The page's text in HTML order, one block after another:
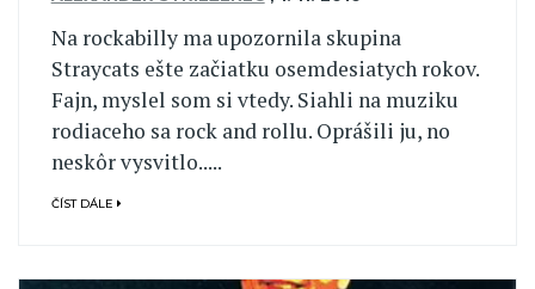
Na rockabilly ma upozornila skupina
Straycats ešte začiatku osemdesiatych rokov.
Fajn, myslel som si vtedy. Siahli na muziku
rodiaceho sa rock and rollu. Oprášili ju, no
neskôr vysvitlo.....
ČÍST DÁLE